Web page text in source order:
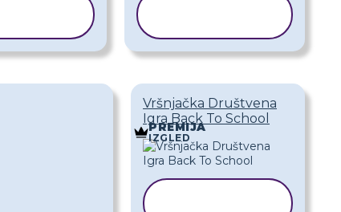
Vršnjačka Društvena
Igra Back To School
PREMIJA
IZGLED